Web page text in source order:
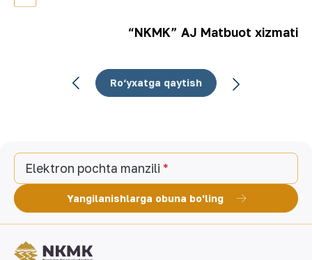
“NKMK” AJ Matbuot xizmati
Ro‘yxatga qaytish
Elektron pochta manzili
Yangilanishlarga obuna bo'ling